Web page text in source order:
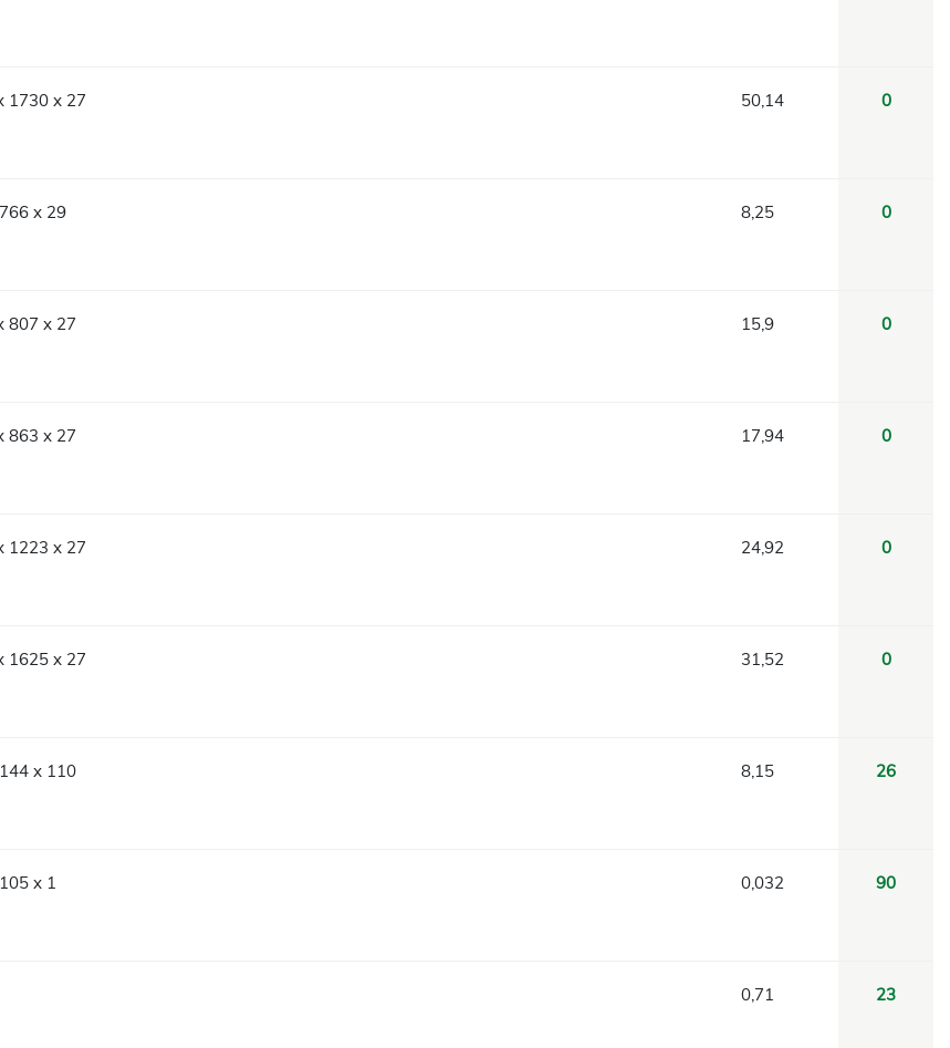
1730 x 27 50,14 0
x 29 8,25 0
807 x 27 15,9 0
863 x 27 17,94 0
1223 x 27 24,92 0
1625 x 27 31,52 0
x 110 8,15 26
x 1 0,032 90
0,71 23